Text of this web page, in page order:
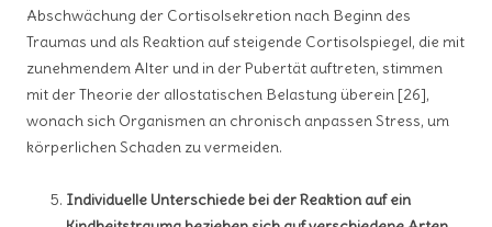
Abschwächung der Cortisolsekretion nach Beginn des
Traumas und als Reaktion auf steigende Cortisolspiegel, die mit
zunehmendem Alter und in der Pubertät auftreten, stimmen
mit der Theorie der allostatischen Belastung überein [26],
wonach sich Organismen an chronisch anpassen Stress, um
körperlichen Schaden zu vermeiden.
Individuelle Unterschiede bei der Reaktion auf ein